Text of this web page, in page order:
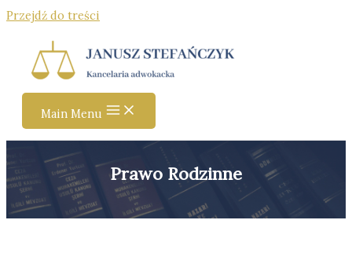
Przejdź do treści
Main Menu
Prawo Rodzinne